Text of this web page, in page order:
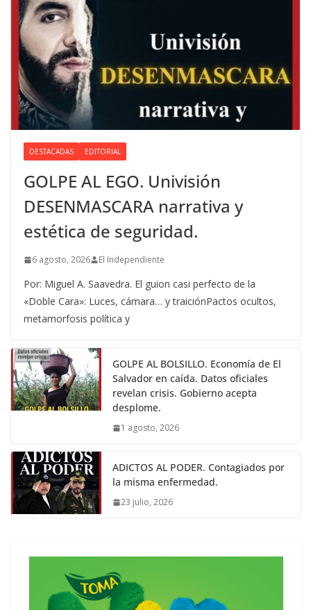
DESTACADAS EDITORIAL
GOLPE AL EGO. Univisión
DESENMASCARA narrativa y
estética de seguridad.
6 agosto, 2026 El Independiente
Por: Miguel A. Saavedra. El guion casi perfecto de la
«Doble Cara»: Luces, cámara… y traiciónPactos ocultos,
metamorfosis política y
GOLPE AL BOLSILLO. Economía de El
Salvador en caída. Datos oficiales
revelan crisis. Gobierno acepta
desplome.
1 agosto, 2026
ADICTOS AL PODER. Contagiados por
la misma enfermedad.
23 julio, 2026